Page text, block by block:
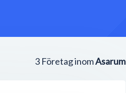
3 Företag inomAsarum